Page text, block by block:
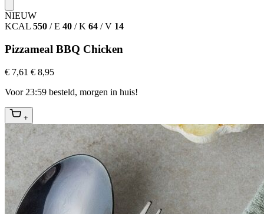
NIEUW
KCAL 550 / E 40 / K 64 / V 14
Pizzameal BBQ Chicken
€ 7,61 € 8,95
Voor 23:59 besteld, morgen in huis!
+